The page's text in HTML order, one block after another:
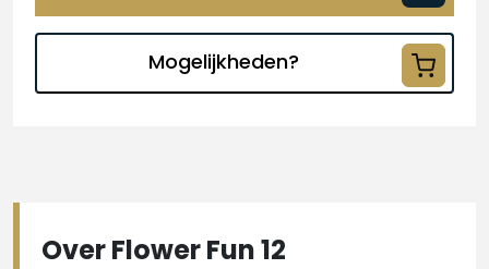
Mogelijkheden?
Over Flower Fun 12